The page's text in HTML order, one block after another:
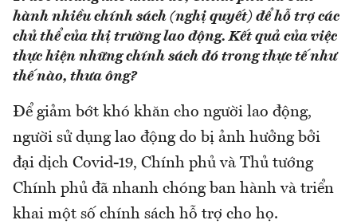
hành nhiều chính sách (nghị quyết) để hỗ trợ các
chủ thể của thị trường lao động. Kết quả của việc
thực hiện những chính sách đó trong thực tế như
thế nào, thưa ông?
Để giảm bớt khó khăn cho người lao động,
người sử dụng lao động do bị ảnh hưởng bởi
đại dịch Covid-19, Chính phủ và Thủ tướng
Chính phủ đã nhanh chóng ban hành và triển
khai một số chính sách hỗ trợ cho họ.